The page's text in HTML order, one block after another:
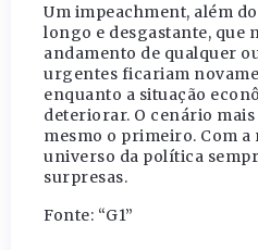
Um impeachment, além
longo e desgastante, que
andamento de qualquer
urgentes ficariam
enquanto a situação
deteriorar. O cenário
mesmo o primeiro. Com a
universo da política
surpresas.
Fonte: “G1”